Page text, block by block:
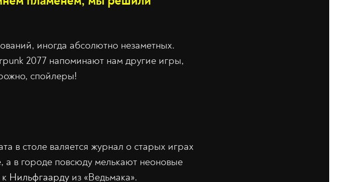
иногда абсолютно незаметных.
2077 напоминают нам другие игры,
спойлеры!
в столе валяется журнал о старых играх
в городе повсюду мелькают неоновые
Нильфгаарду из «Ведьмака».